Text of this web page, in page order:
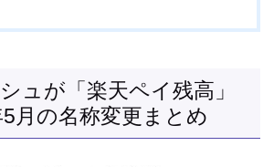
ュが「楽天ペイ残高」
月の名称変更まとめ